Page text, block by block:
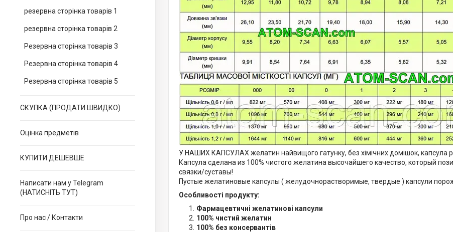
резервна сторінка товарів 1
резервна сторінка товарів 2
Резервна сторінка товарів 3
Резервна сторінка товарів 4
Резервна сторінка товарів 5
СКУПКА (ПРОДАТИ ШВИДКО)
Оцінка предметів
КУПИТИ ДЕШЕВШЕ
Написати нам у Telegram
(НАТИСНІТЬ ТУТ)
Про нас / Контакти
У НАШИХ КАПСУЛАХ желатин найвищого гатунку, без хімічних домішок, капсула
Капсула сделана из 100% чистого желатина высочайшего качество, который
связки/суставы!
Пустые желатиновые капсулы ( желудочнорастворимые, твердые ) капсули
Особливості продукту:
Фармацевтичні желатинові капсули
100% чистий желатин
100% без консервантів